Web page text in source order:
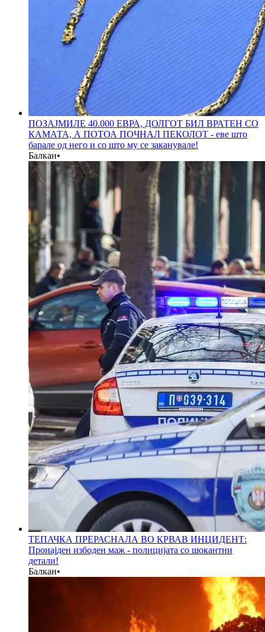
ПОЗАЈМИЛЕ 40.000 ЕВРА, ДОЛГОТ БИЛ ВРАТЕН СО
КАМАТА, А ПОТОА ПОЧНАЛ ПЕКОЛОТ - еве што
барале од него и со што му се заканувале!
Балкан•
ТЕПАЧКА ПРЕРАСНАЛА ВО КРВАВ ИНЦИДЕНТ:
Пронајден избоден маж - полицијата со шокантни
детали!
Балкан•